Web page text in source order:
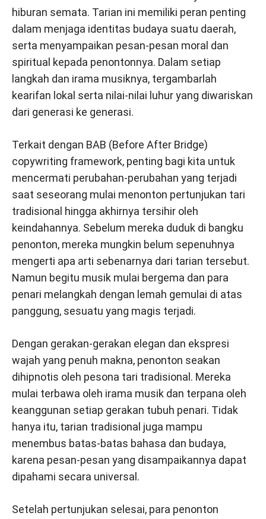
hiburan semata. Tarian ini memiliki peran penting
dalam menjaga identitas budaya suatu daerah,
serta menyampaikan pesan-pesan moral dan
spiritual kepada penontonnya. Dalam setiap
langkah dan irama musiknya, tergambarlah
kearifan lokal serta nilai-nilai luhur yang diwariskan
dari generasi ke generasi.
Terkait dengan BAB (Before After Bridge)
copywriting framework, penting bagi kita untuk
mencermati perubahan-perubahan yang terjadi
saat seseorang mulai menonton pertunjukan tari
tradisional hingga akhirnya tersihir oleh
keindahannya. Sebelum mereka duduk di bangku
penonton, mereka mungkin belum sepenuhnya
mengerti apa arti sebenarnya dari tarian tersebut.
Namun begitu musik mulai bergema dan para
penari melangkah dengan lemah gemulai di atas
panggung, sesuatu yang magis terjadi.
Dengan gerakan-gerakan elegan dan ekspresi
wajah yang penuh makna, penonton seakan
dihipnotis oleh pesona tari tradisional. Mereka
mulai terbawa oleh irama musik dan terpana oleh
keanggunan setiap gerakan tubuh penari. Tidak
hanya itu, tarian tradisional juga mampu
menembus batas-batas bahasa dan budaya,
karena pesan-pesan yang disampaikannya dapat
dipahami secara universal.
Setelah pertunjukan selesai, para penonton